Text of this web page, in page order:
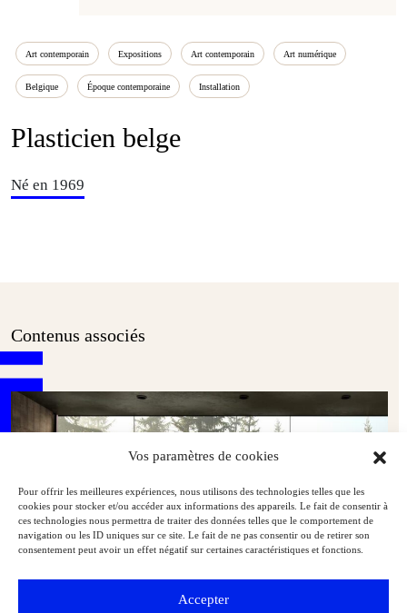
Vos paramètres de cookies
Pour offrir les meilleures expériences, nous utilisons des technologies telles que les
cookies pour stocker et/ou accéder aux informations des appareils. Le fait de consentir à
ces technologies nous permettra de traiter des données telles que le comportement de
navigation ou les ID uniques sur ce site. Le fait de ne pas consentir ou de retirer son
consentement peut avoir un effet négatif sur certaines caractéristiques et fonctions.
Accepter
Art contemporain Expositions Art contemporain Art numérique
Belgique Époque contemporaine Installation
Plasticien belge
Né en 1969
Contenus associés